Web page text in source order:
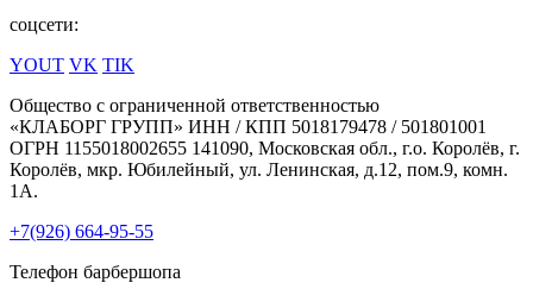
соцсети:
YOUT VK TIK
Общество с ограниченной ответственностью
«КЛАБОРГ ГРУПП» ИНН / КПП 5018179478 / 501801001
ОГРН 1155018002655 141090, Московская обл., г.о. Королёв, г.
Королёв, мкр. Юбилейный, ул. Ленинская, д.12, пом.9, комн.
1А.
+7(926) 664-95-55
Телефон барбершопа